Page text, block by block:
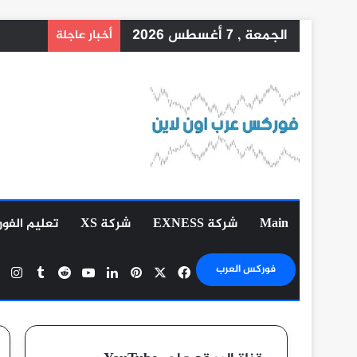
الجمعة , 7 أغسطس 2026 أخبار عاجلة
Main شركة EXNESS شركة XS تعليم
فوركس العرب فيسبوكبينتيريست
لينكدإن‫YouTube